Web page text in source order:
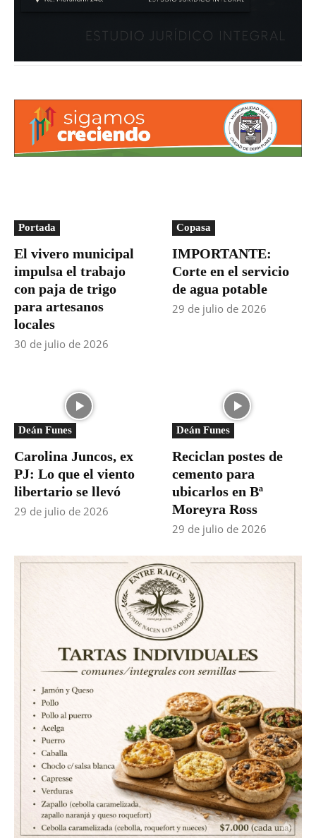
Portada
El vivero municipal
impulsa el trabajo
con paja de trigo
para artesanos
locales
30 de julio de 2026
Copasa
IMPORTANTE:
Corte en el servicio
de agua potable
29 de julio de 2026
Deán Funes
Carolina Juncos, ex
PJ: Lo que el viento
libertario se llevó
29 de julio de 2026
Deán Funes
Reciclan postes de
cemento para
ubicarlos en Bª
Moreyra Ross
29 de julio de 2026